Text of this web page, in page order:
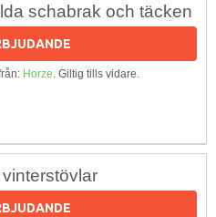
schabrak och täcken
Horze. Giltig tills vidare.